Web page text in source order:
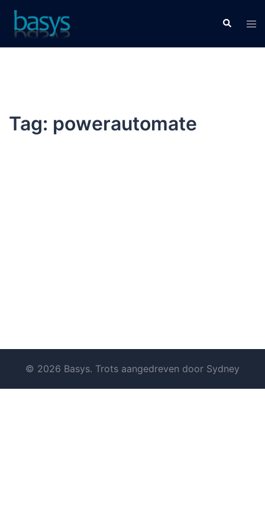
Tag: powerautomate
© 2026 Basys. Trots aangedreven door Sydney